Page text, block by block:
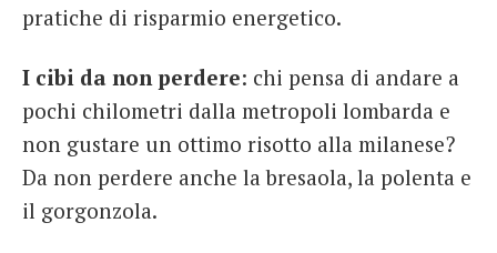
pratiche di risparmio energetico.
I cibi da non perdere: chi pensa di andare a
pochi chilometri dalla metropoli lombarda e
non gustare un ottimo risotto alla milanese?
Da non perdere anche la bresaola, la polenta e
il gorgonzola.